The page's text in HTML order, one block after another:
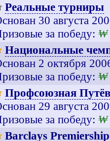
Реальные турниры
30 августа
за победу: ₩
Национальные
2 октября
за победу: ₩
Профсоюзная
29 августа
за победу: ₩
Barclays Premiership